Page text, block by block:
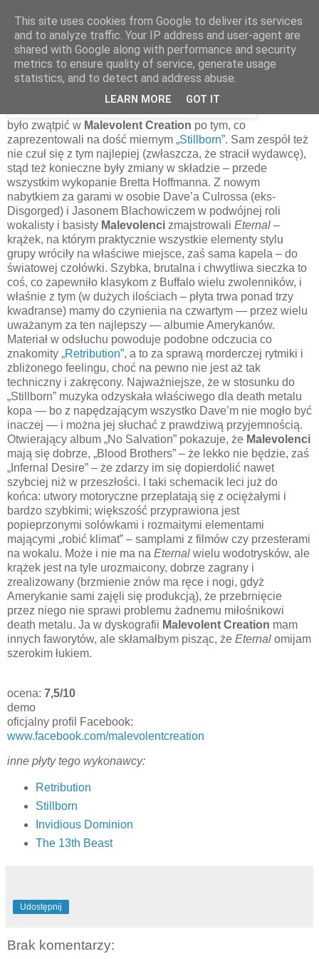
11 grudnia 2013
Malevolent Creation – Eternal [1995]
było zwątpić w Malevolent Creation po tym, co
zaprezentowali na dość miernym „Stillborn”. Sam zespół też
nie czuł się z tym najlepiej (zwłaszcza, że stracił wydawcę),
stąd też konieczne były zmiany w składzie – przede
wszystkim wykopanie Bretta Hoffmanna. Z nowym
nabytkiem za garami w osobie Dave’a Culrossa (eks-
Disgorged) i Jasonem Blachowiczem w podwójnej roli
wokalisty i basisty Malevolenci zmajstrowali Eternal –
krążek, na którym praktycznie wszystkie elementy stylu
grupy wróciły na właściwe miejsce, zaś sama kapela – do
światowej czołówki. Szybka, brutalna i chwytliwa sieczka to
coś, co zapewniło klasykom z Buffalo wielu zwolenników, i
właśnie z tym (w dużych ilościach – płyta trwa ponad trzy
kwadranse) mamy do czynienia na czwartym — przez wielu
uważanym za ten najlepszy — albumie Amerykanów.
Materiał w odsłuchu powoduje podobne odczucia co
znakomity „Retribution”, a to za sprawą morderczej rytmiki i
zbliżonego feelingu, choć na pewno nie jest aż tak
techniczny i zakręcony. Najważniejsze, że w stosunku do
„Stillborn” muzyka odzyskała właściwego dla death metalu
kopa — bo z napędzającym wszystko Dave’m nie mogło być
inaczej — i można jej słuchać z prawdziwą przyjemnością.
Otwierający album „No Salvation” pokazuje, że Malevolenci
mają się dobrze, „Blood Brothers” – że lekko nie będzie, zaś
„Infernal Desire” – że zdarzy im się dopierdolić nawet
szybciej niż w przeszłości. I taki schemacik leci już do
końca: utwory motoryczne przeplatają się z ociężałymi i
bardzo szybkimi; większość przyprawiona jest
popieprzonymi solówkami i rozmaitymi elementami
mającymi „robić klimat” – samplami z filmów czy przesterami
na wokalu. Może i nie ma na Eternal wielu wodotrysków, ale
krążek jest na tyle urozmaicony, dobrze zagrany i
zrealizowany (brzmienie znów ma ręce i nogi, gdyż
Amerykanie sami zajęli się produkcją), że przebrnięcie
przez niego nie sprawi problemu żadnemu miłośnikowi
death metalu. Ja w dyskografii Malevolent Creation mam
innych faworytów, ale skłamałbym pisząc, że Eternal omijam
szerokim łukiem.
ocena: 7,5/10
demo
oficjalny profil Facebook:
www.facebook.com/malevolentcreation
inne płyty tego wykonawcy:
Retribution
Stillborn
Invidious Dominion
The 13th Beast
Udostępnij
Brak komentarzy:
This site uses cookies from Google to deliver its services
and to analyze traffic. Your IP address and user-agent are
shared with Google along with performance and security
metrics to ensure quality of service, generate usage
statistics, and to detect and address abuse.
LEARN MORE GOT IT